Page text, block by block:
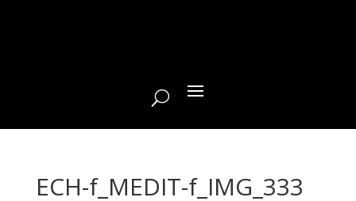
ECH-f_MEDIT-f_IMG_333